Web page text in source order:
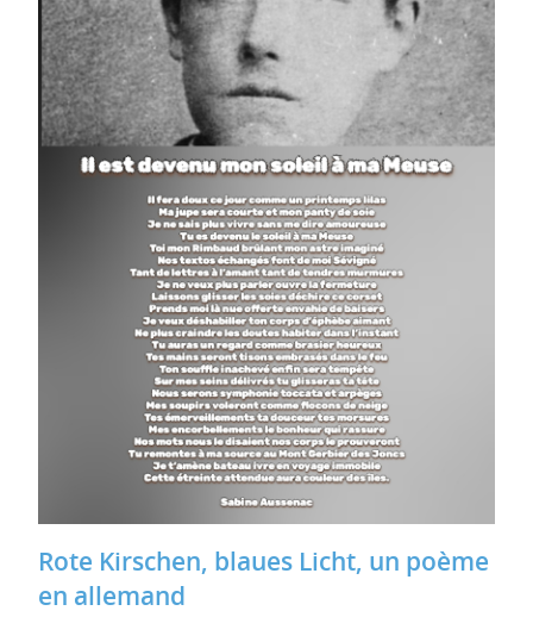
Rote Kirschen, blaues Licht, un poème
en allemand